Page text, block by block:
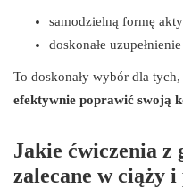
samodzielną formę
doskonałe
To doskonały wybór dla
efektywnie poprawić swoją
Jakie ćwiczenia z
zalecane w ciąży